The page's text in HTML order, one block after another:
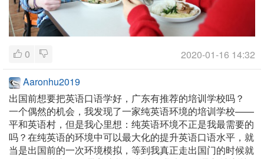
0
2020-01-16 14:32
Aaronhu2019
出国前想要把英语口语学好，广东有推荐的培训学校吗？
一个偶然的机会，我发现了一家纯英语环境的培训学校——
平和英语村，但是我心里想：纯英语环境不正是我最需要的
吗？在纯英语的环境中可以最大化的提升英语口语水平，就
当是出国前的一次环境模拟，等到我真正走出国门的时候就